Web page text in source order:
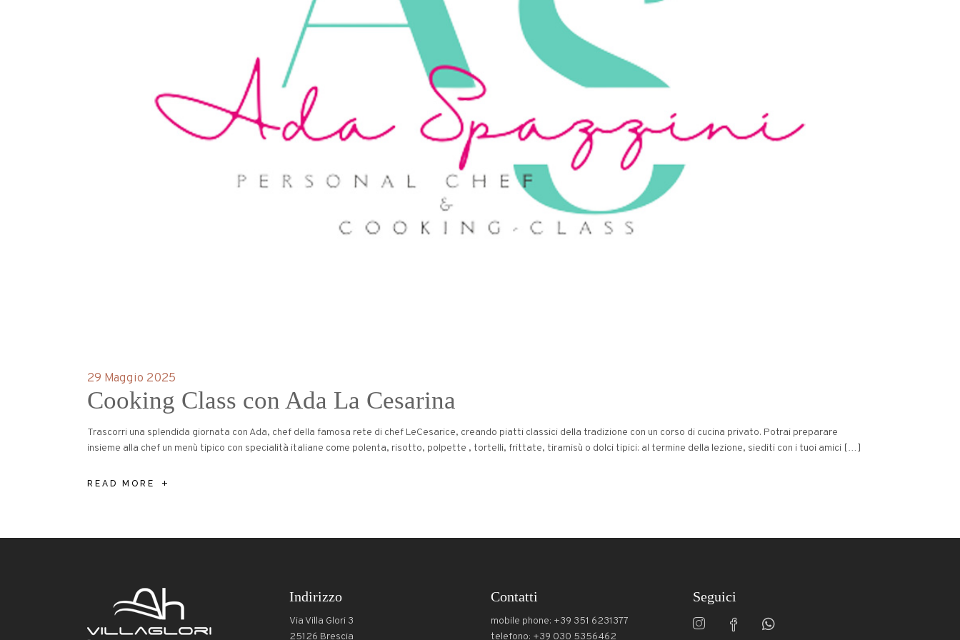
29 Maggio 2025
Cooking Class con Ada La Cesarina
Trascorri una splendida giornata con Ada, chef della famosa rete di chef LeCesarice, creando piatti classici della tradizione con un corso di cucina privato. Potrai preparare
insieme alla chef un menù tipico con specialità italiane come polenta, risotto, polpette , tortelli, frittate, tiramisù o dolci tipici: al termine della lezione, siediti con i tuoi amici […]
READ MORE
Indirizzo
Via Villa Glori 3
25126 Brescia
Contatti
mobile phone: +39 351 6231377
telefono: +39 030 5356462
Seguici